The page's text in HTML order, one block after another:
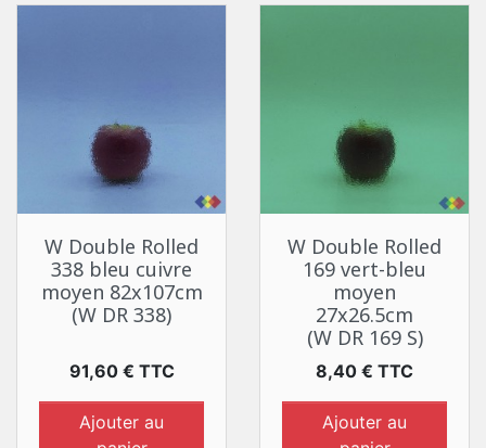
W Double Rolled
338 bleu cuivre
moyen 82x107cm
(W DR 338)
Prix
91,60 € TTC
Ajouter au
W Double Rolled
169 vert-bleu
moyen
27x26.5cm
(W DR 169 S)
Prix
8,40 € TTC
Ajouter au